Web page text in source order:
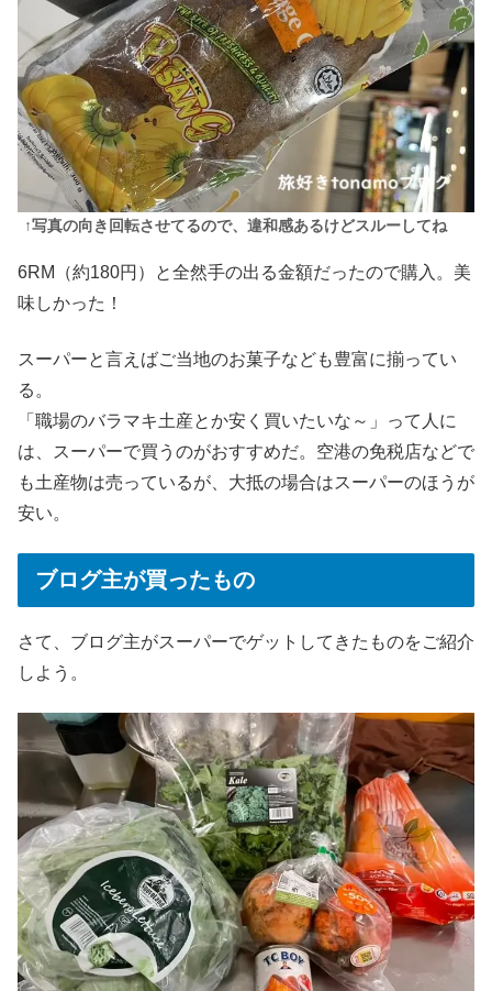
↑写真の向き回転させてるので、違和感あるけどスルーしてね
6RM（約180円）と全然手の出る金額だったので購入。美
味しかった！
スーパーと言えばご当地のお菓子なども豊富に揃ってい
る。
「職場のバラマキ土産とか安く買いたいな～」って人に
は、スーパーで買うのがおすすめだ。空港の免税店などで
も土産物は売っているが、大抵の場合はスーパーのほうが
安い。
ブログ主が買ったもの
さて、ブログ主がスーパーでゲットしてきたものをご紹介
しよう。